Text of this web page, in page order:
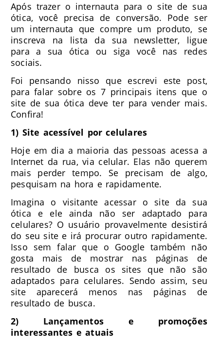
Após trazer o internauta para o site de sua
ótica, você precisa de conversão. Pode ser
um internauta que compre um produto, se
inscreva na lista da sua newsletter, ligue
para a sua ótica ou siga você nas redes
sociais.
Foi pensando nisso que escrevi este post,
para falar sobre os 7 principais itens que o
site de sua ótica deve ter para vender mais.
Confira!
1) Site acessível por celulares
Hoje em dia a maioria das pessoas acessa a
Internet da rua, via celular. Elas não querem
mais perder tempo. Se precisam de algo,
pesquisam na hora e rapidamente.
Imagina o visitante acessar o site da sua
ótica e ele ainda não ser adaptado para
celulares? O usuário provavelmente desistirá
do seu site e irá procurar outro rapidamente.
Isso sem falar que o Google também não
gosta mais de mostrar nas páginas de
resultado de busca os sites que não são
adaptados para celulares. Sendo assim, seu
site aparecerá menos nas páginas de
resultado de busca.
2) Lançamentos e promoções
interessantes e atuais